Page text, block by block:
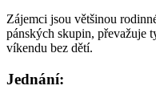
Zájemci jsou většinou
pánských skupin, převažuje
víkendu bez dětí.
Jednání: